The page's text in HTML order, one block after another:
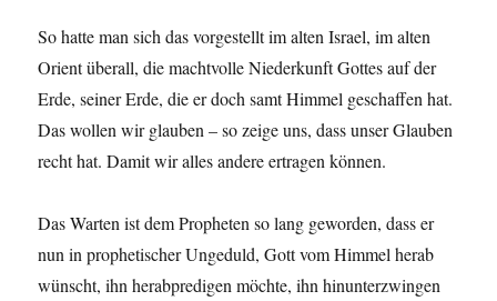
So hatte man sich das vorgestellt im alten Israel, im alten
Orient überall, die machtvolle Niederkunft Gottes auf der
Erde, seiner Erde, die er doch samt Himmel geschaffen hat.
Das wollen wir glauben – so zeige uns, dass unser Glauben
recht hat. Damit wir alles andere ertragen können.
Das Warten ist dem Propheten so lang geworden, dass er
nun in prophetischer Ungeduld, Gott vom Himmel herab
wünscht, ihn herabpredigen möchte, ihn hinunterzwingen